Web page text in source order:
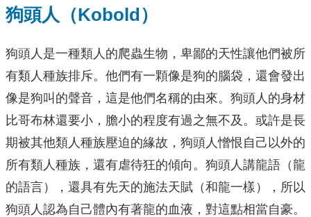
狗頭人（Kobold）
狗頭人是一種類人的爬蟲生物，卑鄙的天性讓他們被所
有類人種族排斥。他們有一顆像是狗的腦袋，還會發出
像是狗叫的聲音，這是他們名稱的由來。狗頭人的身材
比哥布林還要小，膽小的程度有過之無不及。或許是長
期被其他類人種族壓迫的緣故，狗頭人憎恨自己以外的
所有類人種族，還有虐待狂的傾向。狗頭人講龍語（龍
的語言），還具有先天的施法天賦（和龍一樣），所以
狗頭人認為自己體內有著龍的血液，對這點相當自豪。